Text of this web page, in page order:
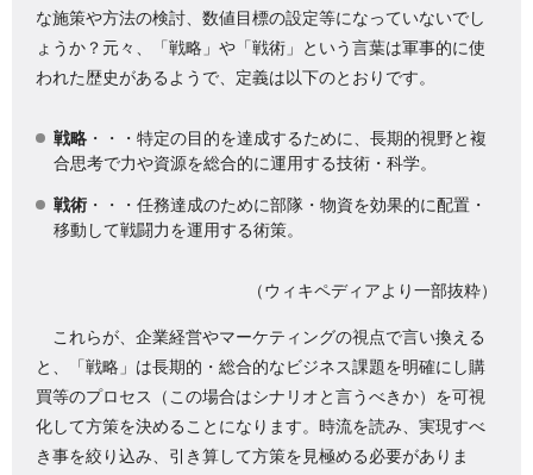
な施策や方法の検討、数値目標の設定等になっていないでし
ょうか？元々、「戦略」や「戦術」という言葉は軍事的に使
われた歴史があるようで、定義は以下のとおりです。
戦略 ・・・特定の目的を達成するために、長期的視野と複
合思考で力や資源を総合的に運用する技術・科学。
戦術 ・・・任務達成のために部隊・物資を効果的に配置・
移動して戦闘力を運用する術策。
（ウィキペディアより一部抜粋）
これらが、企業経営やマーケティングの視点で言い換える
と、「戦略」は長期的・総合的なビジネス課題を明確にし購
買等のプロセス（この場合はシナリオと言うべきか）を可視
化して方策を決めることになります。時流を読み、実現すべ
き事を絞り込み、引き算して方策を見極める必要がありま